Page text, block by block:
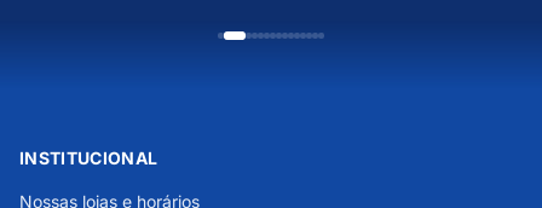
INSTITUCIONAL
Nossas lojas e horários